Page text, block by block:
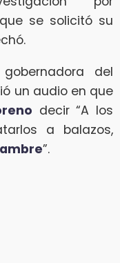
se solicitó su
del
un audio en que
decir “A los
a balazos,
”.